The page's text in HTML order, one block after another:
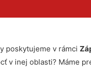
poskytujeme v rámci
v inej oblasti? Máme